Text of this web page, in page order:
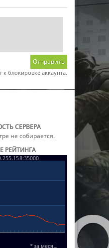
Отправить
блокировке аккаунта.
СЕРВЕРА
не собирается.
РЕЙТИНГА